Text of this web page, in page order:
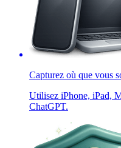
Capturez où que vous
Utilisez iPhone, iPad,
ChatGPT.